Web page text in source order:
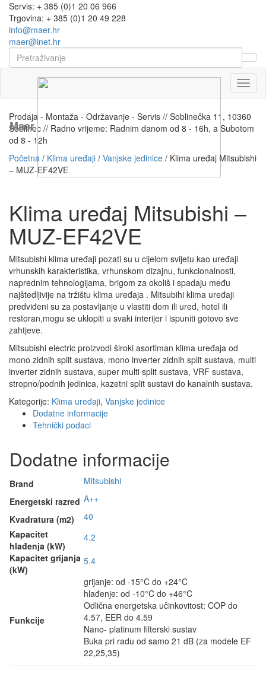
Servis: + 385 (0)1 20 06 966
Trgovina: + 385 (0)1 20 49 228
info@maer.hr
maer@inet.hr
Maer
Prodaja - Montaža - Održavanje - Servis // Soblinečka 11, 10360
Soblinec // Radno vrijeme: Radnim danom od 8 - 16h, a Subotom
od 8 - 12h
Početna / Klima uređaji / Vanjske jedinice / Klima uređaj Mitsubishi
– MUZ-EF42VE
Klima uređaj Mitsubishi –
MUZ-EF42VE
Mitsubishi klima uređaji pozati su u cijelom svijetu kao uređaji
vrhunskih karakteristika, vrhunskom dizajnu, funkcionalnosti,
naprednim tehnologijama, brigom za okoliš i spadaju među
najštedljivije na tržištu klima uređaja . Mitsubihi klima uređaji
predviđeni su za postavljanje u vlastiti dom ili ured, hotel ili
restoran,mogu se uklopiti u svaki interijer i ispuniti gotovo sve
zahtjeve.
Mitsubishi electric proizvodi široki asortiman klima uređaja od
mono zidnih split sustava, mono inverter zidnih split sustava, multi
inverter zidnih sustava, super multi split sustava, VRF sustava,
stropno/podnih jedinica, kazetni split sustavi do kanalnih sustava.
Kategorije: Klima uređaji, Vanjske jedinice
Dodatne informacije
Tehnički podaci
Dodatne informacije
Brand
Mitsubishi
Energetski razred A++
Kvadratura (m2)
40
Kapacitet
hlađenja (kW)
4.2
Kapacitet grijanja
(kW)
5.4
Funkcije
grijanje: od -15°C do +24°C
hlađenje: od -10°C do +46°C
Odlična energetska učinkovitost: COP do
4.57, EER do 4.59
Nano- platinum filterski sustav
Buka pri radu od samo 21 dB (za modele EF
22,25,35)